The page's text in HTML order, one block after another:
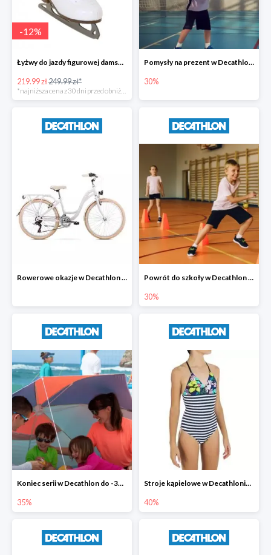
-12%
Łyżwy do jazdy figurowej damskie Broyx PRIMA BIAŁE
219.99 zł249.99 zł*
*najniższa cena z 30 dni przed obniżką
Pomysły na prezent w Decathlonie do -30%
30%
Rowerowe okazje w Decathlon do -35% Powrót do szkoły w Decathlon do -30%
30%
Koniec serii w Decathlon do -35%
35%
Stroje kąpielowe w Decathlonie do -40%
40%